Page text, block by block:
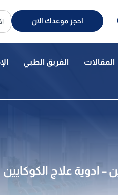
احجز موعدك الان
المقالات الفريق الطبي